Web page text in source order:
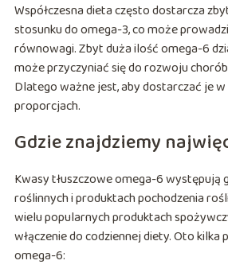
Współczesna dieta często dostarcza
stosunku do omega-3, co może
równowagi. Zbyt duża ilość omega-6
może przyczyniać się do rozwoju
Dlatego ważne jest, aby dostarczać je
proporcjach.
Gdzie znajdziemy
Kwasy tłuszczowe omega-6 występują
roślinnych i produktach pochodzenia
wielu popularnych produktach
włączenie do codziennej diety. Oto kilka
omega-6: